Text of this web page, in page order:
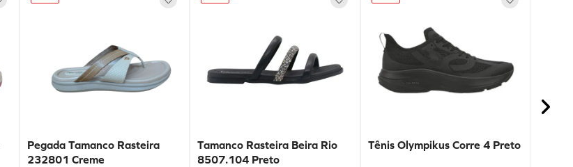
Pegada Tamanco Rasteira
232801 Creme
Tamanco Rasteira Beira Rio
8507.104 Preto
Tênis Olympikus Corre 4 Preto